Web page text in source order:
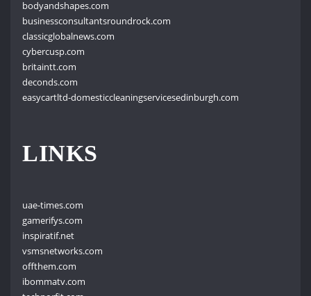
bodyandshapes.com
businessconsultantsroundrock.com
classicglobalnews.com
cybercusp.com
britaintt.com
deconds.com
easycartltd-domesticcleaningservicesedinburgh.com
LINKS
uae-times.com
gamerifys.com
inspiratif.net
vsmsnetworks.com
offthem.com
ibommatv.com